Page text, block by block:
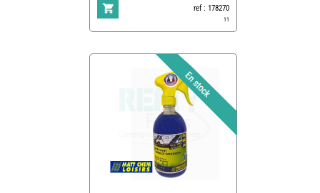
ref : 178270
11